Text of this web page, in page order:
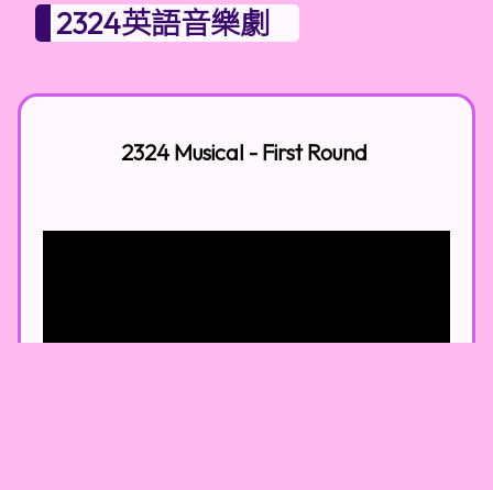
2324英語音樂劇
2324 Musical - First Round